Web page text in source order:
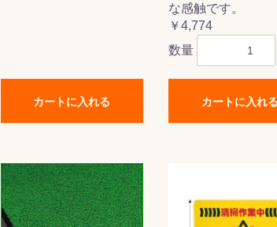
カートに入れる
な感触です。
￥4,774
数量
カートに入れる